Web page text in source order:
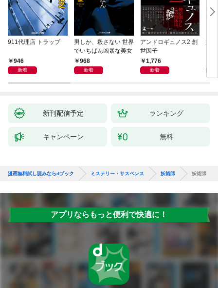
911代理店 トラップ
946
新着
男しか、殺さない 世界
でいちばん凶暴な美女
968
新着
アンドロギュノス2 創
世因子
1,776
新着
姐
新刊配信予定 ランキング
キャンペーン 無料
漫画無料試し読みならdブック ミステリー・サスペンス 妖術師 妖術師
アプリならもっと便利で快適に！